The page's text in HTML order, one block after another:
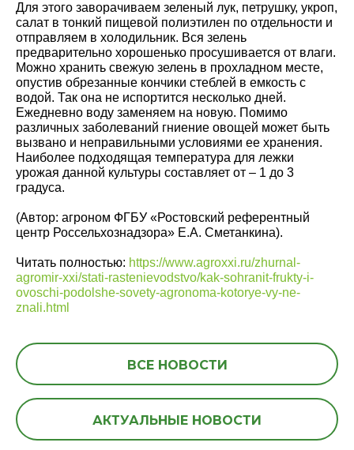
Для этого заворачиваем зеленый лук, петрушку, укроп,
салат в тонкий пищевой полиэтилен по отдельности и
отправляем в холодильник. Вся зелень
предварительно хорошенько просушивается от влаги.
Можно хранить свежую зелень в прохладном месте,
опустив обрезанные кончики стеблей в емкость с
водой. Так она не испортится несколько дней.
Ежедневно воду заменяем на новую. Помимо
различных заболеваний гниение овощей может быть
вызвано и неправильными условиями ее хранения.
Наиболее подходящая температура для лежки
урожая данной культуры составляет от – 1 до 3
градуса.
(Автор: агроном ФГБУ «Ростовский референтный
центр Россельхознадзора» Е.А. Сметанкина).
Читать полностью: https://www.agroxxi.ru/zhurnal-
agromir-xxi/stati-rastenievodstvo/kak-sohranit-frukty-i-
ovoschi-podolshe-sovety-agronoma-kotorye-vy-ne-
znali.html
ВСЕ НОВОСТИ
АКТУАЛЬНЫЕ НОВОСТИ